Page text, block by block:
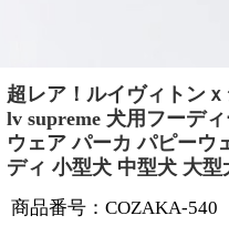
超レア！ルイヴィトン
lv supreme 犬用フーデ
ウェア パーカ パピーウ
ディ 小型犬 中型犬 大
商品番号：COZAKA-540